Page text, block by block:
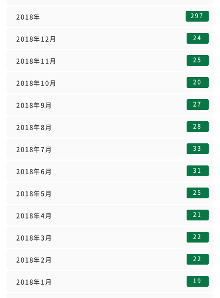
2018年 297
2018年12月 24
2018年11月 25
2018年10月 20
2018年9月 27
2018年8月 28
2018年7月 33
2018年6月 31
2018年5月 25
2018年4月 21
2018年3月 22
2018年2月 22
2018年1月 19